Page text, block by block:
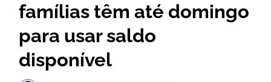
famílias têm até domingo
para usar saldo
disponível